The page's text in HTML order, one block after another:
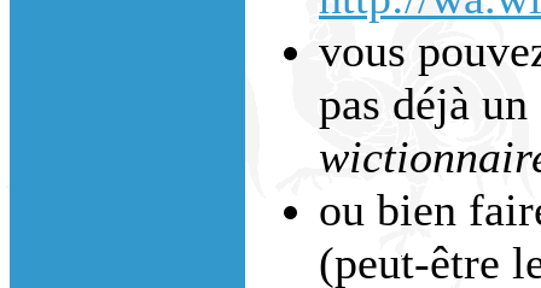
vous
pas déjà
ou bien
(peut-être